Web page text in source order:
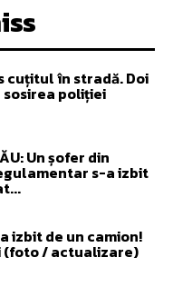
cuțitul în stradă. Doi
poliției
Un șofer din
s-a izbit
izbit de un camion!
(foto / actualizare)